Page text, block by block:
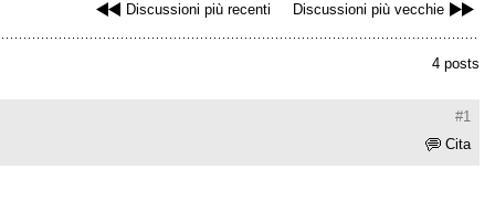
Discussioni più recenti Discussioni più vecchie
4 posts
#1
Cita